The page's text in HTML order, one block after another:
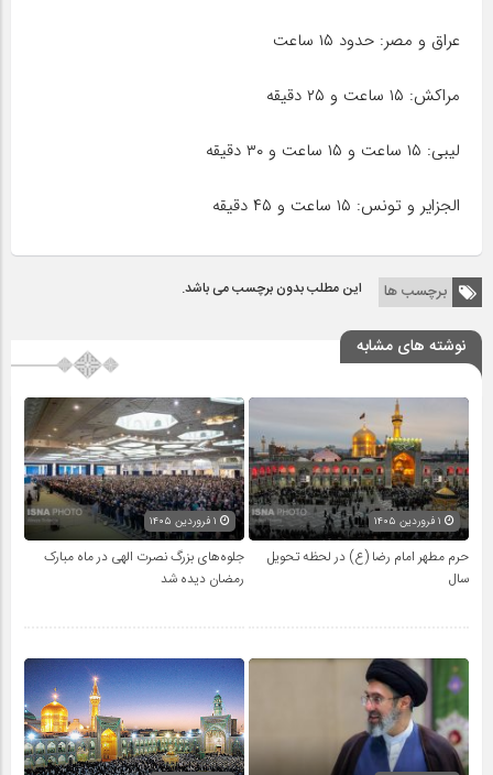
عراق و مصر: حدود ۱۵ ساعت
مراکش: ۱۵ ساعت و ۲۵ دقیقه
لیبی: ۱۵ ساعت و ۱۵ ساعت و ۳۰ دقیقه
الجزایر و تونس: ۱۵ ساعت و ۴۵ دقیقه
برچسب ها این مطلب بدون برچسب می باشد.
نوشته های مشابه
حرم مطهر امام رضا (ع) در لحظه تحویل
سال
جلوه‌های بزرگ نصرت الهی در ماه مبارک
رمضان دیده شد